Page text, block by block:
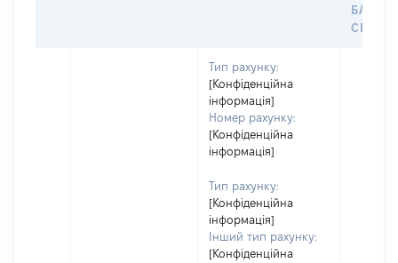
СЕЙФУ
Тип рахунку:
[Конфіденційна
інформація]
Номер рахунку:
[Конфіденційна
інформація]
Тип рахунку:
[Конфіденційна
інформація]
Інший тип рахунку:
[Конфіденційна